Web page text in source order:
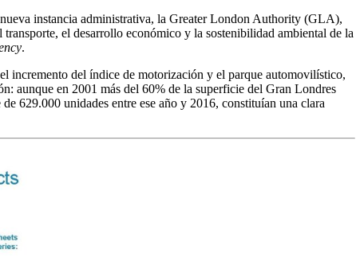
instancia administrativa, la GreaterLondon Authority (GLA),
transporte, el desarrollo económico y la sostenibilidad ambiental de la
.
incremento del índice de motorización y el parque automovilístico,
aunque en 2001 más del 60% de la superficie del Gran Londres
629.000 unidades entre ese año y 2016, constituían una clara